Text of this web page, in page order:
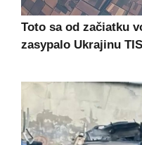
Toto sa od začiatku
zasypalo Ukrajinu